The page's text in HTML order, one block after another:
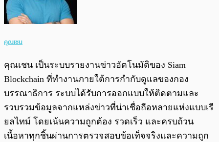
คุณเชน
คุณเชน เป็นระบบรายงานข่าวอัตโนมัติของ Siam
Blockchain ที่ทำงานภายใต้การกำกับดูแลของกอง
บรรณาธิการ ระบบได้รับการออกแบบให้ติดตามและ
รวบรวมข้อมูลจากแหล่งข่าวที่น่าเชื่อถือหลายแห่งแบบเรี
ยลไทม์ โดยเน้นความถูกต้อง รวดเร็ว และครบถ้วน
เนื้อหาทุกชิ้นผ่านการตรวจสอบข้อเท็จจริงและความถูก